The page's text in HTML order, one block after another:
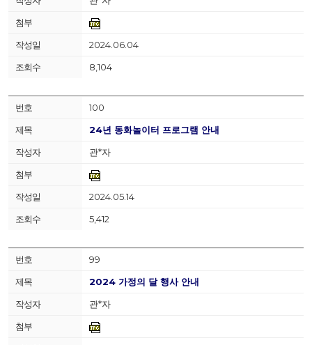
2024.06.04
8,104
100
24년 동화놀이터 프로그램 안내
관*자
2024.05.14
5,412
99
2024 가정의 달 행사 안내
관*자